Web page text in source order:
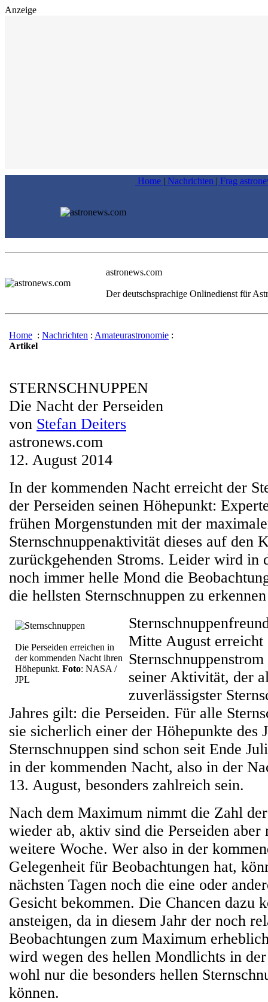
Anzeige
Home | Nachrichten | Frag
astronews.com
Der deutschsprachige Onlinedienst für
Home : Nachrichten : Amateurastronomie :
Artikel
STERNSCHNUPPEN
Die Nacht der Perseiden
von Stefan Deiters
astronews.com
12. August 2014
In der kommenden Nacht erreicht der
der Perseiden seinen Höhepunkt:
frühen Morgenstunden mit der
Sternschnuppenaktivität dieses auf den
zurückgehenden Stroms. Leider wird in
noch immer helle Mond die
die hellsten Sternschnuppen zu
Die Perseiden erreichen in
der kommenden Nacht ihren
Höhepunkt. Foto: NASA /
JPL
Mitte August erreicht
seiner Aktivität, der
zuverlässigster
Jahres gilt: die Perseiden. Für alle
sie sicherlich einer der Höhepunkte des
Sternschnuppen sind schon seit Ende
in der kommenden Nacht, also in der
13. August, besonders zahlreich sein.
Nach dem Maximum nimmt die Zahl
wieder ab, aktiv sind die Perseiden
weitere Woche. Wer also in der
Gelegenheit für Beobachtungen hat,
nächsten Tagen noch die eine oder
Gesicht bekommen. Die Chancen dazu
ansteigen, da in diesem Jahr der noch
Beobachtungen zum Maximum
wird wegen des hellen Mondlichts in
wohl nur die besonders hellen
können.